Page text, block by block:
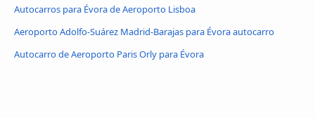
Autocarros para Évora de Aeroporto Lisboa
Aeroporto Adolfo-Suárez Madrid-Barajas para Évora autocarro
Autocarro de Aeroporto Paris Orly para Évora